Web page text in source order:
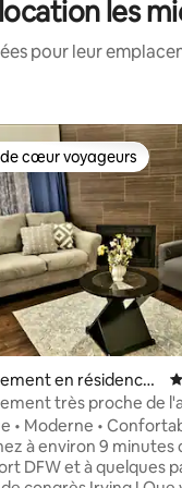
les
pour leur
sur la base de 14
cœur voyageurs
cœur voyageurs
en résidence ⋅
très proche de
Convention !
• Moderne •
à environ 9 minutes
DFW et à quelques